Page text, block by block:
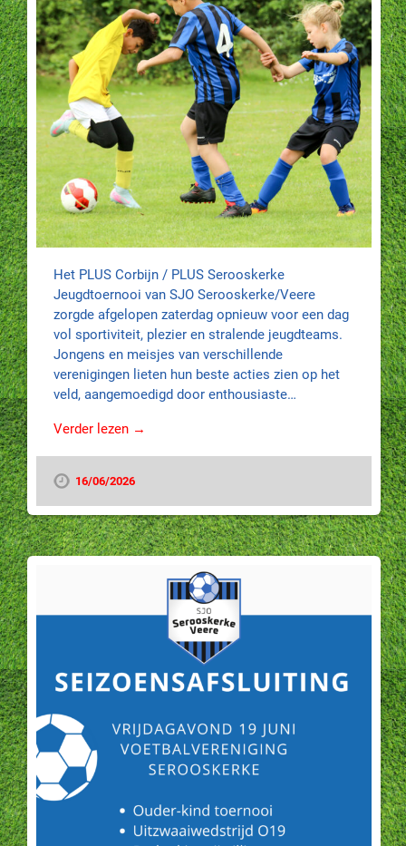
Het PLUS Corbijn / PLUS Serooskerke
Jeugdtoernooi van SJO Serooskerke/Veere
zorgde afgelopen zaterdag opnieuw voor een dag
vol sportiviteit, plezier en stralende jeugdteams.
Jongens en meisjes van verschillende
verenigingen lieten hun beste acties zien op het
veld, aangemoedigd door enthousiaste…
Verder lezen →
16/06/2026